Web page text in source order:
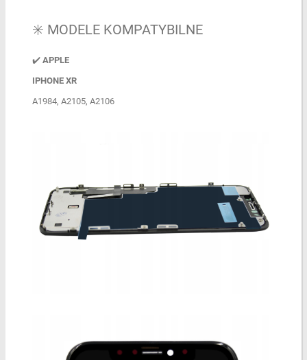
✳️ MODELE KOMPATYBILNE
✔️ APPLE
IPHONE XR
A1984, A2105, A2106